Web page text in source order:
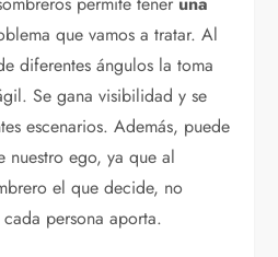
que vamos a tratar. Al
diferentes ángulos la toma
Se gana visibilidad y se
escenarios. Además, puede
nuestro ego, ya que al
el que decide, no
persona aporta.